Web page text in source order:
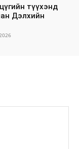
түүхэнд
Дэлхийн